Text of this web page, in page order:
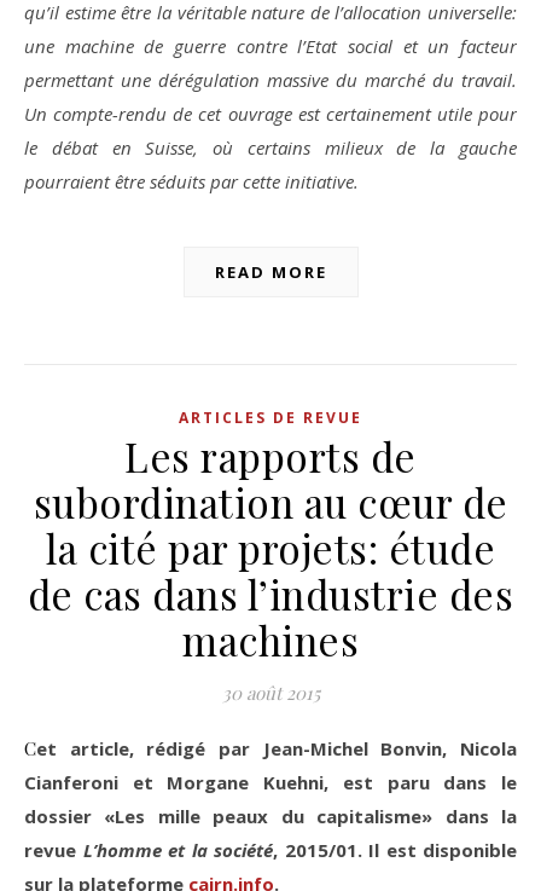
qu’il estime être la véritable nature de l’allocation universelle:
une machine de guerre contre l’Etat social et un facteur
permettant une dérégulation massive du marché du travail.
Un compte-rendu de cet ouvrage est certainement utile pour
le débat en Suisse, où certains milieux de la gauche
pourraient être séduits par cette initiative.
READ MORE
ARTICLES DE REVUE
Les rapports de
subordination au cœur de
la cité par projets: étude
de cas dans l’industrie des
machines
30 août 2015
Cet article, rédigé par Jean-Michel Bonvin, Nicola
Cianferoni et Morgane Kuehni, est paru dans le
dossier «Les mille peaux du capitalisme» dans la
revue L’homme et la société, 2015/01. Il est disponible
sur la plateforme cairn.info.